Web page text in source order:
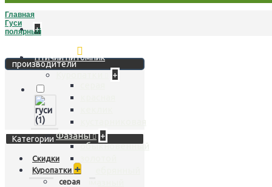
+
Птичий питомник
+
Фазаны
+
обыкновенный
серебрянный
Главная
Гуси
полярный
производители
Категории
Скидки
Куропатки +
серая